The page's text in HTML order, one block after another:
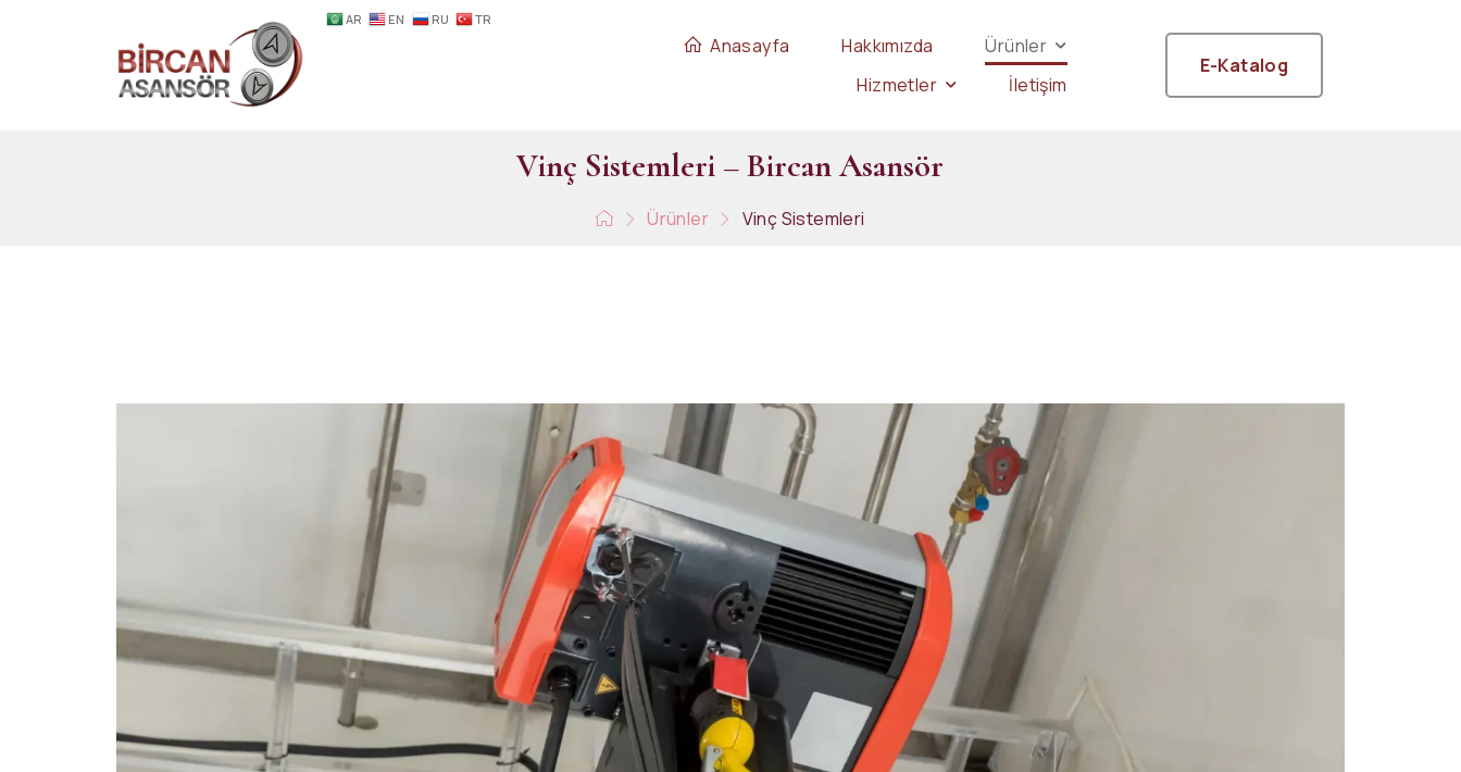
AR EN RU TR
Anasayfa Hakkımızda
Ürünler
Hizmetler
İletişim
E-Katalog
Vinç Sistemleri – Bircan Asansör
Ürünler Vinç Sistemleri